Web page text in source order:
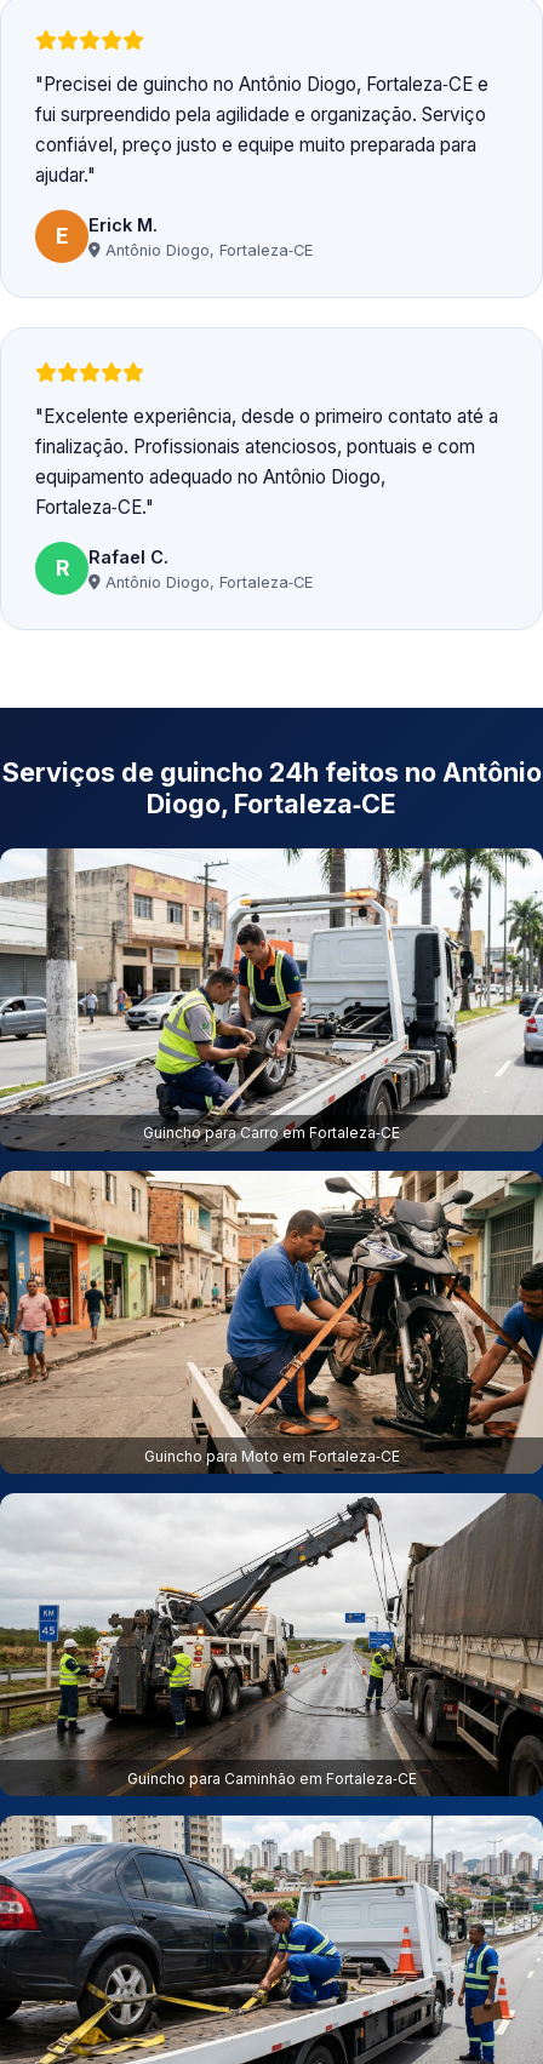
Precisei de guincho no Antônio Diogo, Fortaleza‑CE e
fui surpreendido pela agilidade e organização. Serviço
confiável, preço justo e equipe muito preparada para
ajudar.
E Erick M.
Antônio Diogo, Fortaleza‑CE
Excelente experiência, desde o primeiro contato até a
finalização. Profissionais atenciosos, pontuais e com
equipamento adequado no Antônio Diogo,
Fortaleza‑CE.
R Rafael C.
Antônio Diogo, Fortaleza‑CE
Serviços de guincho 24h feitos no Antônio
Diogo, Fortaleza‑CE
Guincho para Carro em Fortaleza‑CE
Guincho para Moto em Fortaleza‑CE
Guincho para Caminhão em Fortaleza‑CE